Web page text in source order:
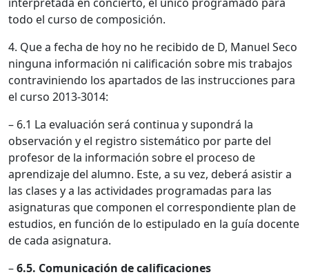
todo el curso de composición.
4. Que a fecha de hoy no he recibido de D, Manuel Seco
ninguna información ni calificación sobre mis trabajos
contraviniendo los apartados de las instrucciones para
el curso 2013-3014:
– 6.1 La evaluación será continua y supondrá la
observación y el registro sistemático por parte del
profesor de la información sobre el proceso de
aprendizaje del alumno. Este, a su vez, deberá asistir a
las clases y a las actividades programadas para las
asignaturas que componen el correspondiente plan de
estudios, en función de lo estipulado en la guía docente
de cada asignatura.
–6.5. Comunicación de calificaciones